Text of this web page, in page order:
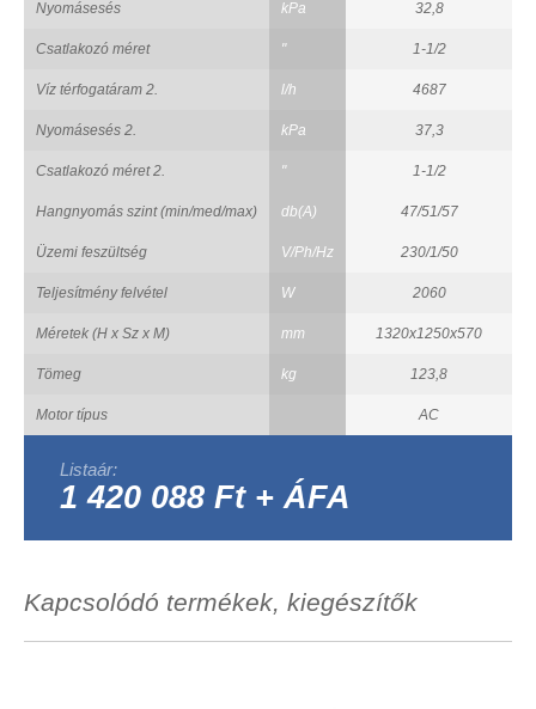
Nyomásesés kPa 32,8
Csatlakozó méret " 1-1/2
Víz térfogatáram 2. l/h 4687
Nyomásesés 2. kPa 37,3
Csatlakozó méret 2. " 1-1/2
Hangnyomás szint (min/med/max) db(A) 47/51/57
Üzemi feszültség V/Ph/Hz 230/1/50
Teljesítmény felvétel W 2060
Méretek (H x Sz x M) mm 1320x1250x570
Tömeg kg 123,8
Motor típus AC
Listaár:
1 420 088 Ft + ÁFA
Kapcsolódó termékek, kiegészítők